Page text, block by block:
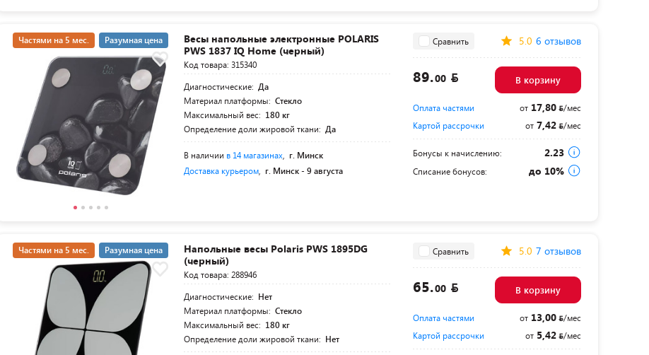
Частями на 5 мес. Разумная цена
Весы напольные электронные POLARIS
PWS 1837 IQ Home (черный)
Код товара: 315340
Диагностические: Да
Материал платформы: Стекло
Максимальный вес: 180 кг
Определение доли жировой ткани: Да
В наличии в 14 магазинах г. Минск
Доставка курьером г. Минск -9 августа
Сравнить 5.0 6 отзывов
89.00 В корзину
Оплата частями от17,80
/мес
Картой рассрочки
от7,42 /мес
Бонусы к начислению: 2.23
Списание бонусов: до 10%
Частями на 5 мес. Разумная цена
Напольные весы Polaris PWS 1895DG
(черный)
Код товара: 288946
Диагностические: Нет
Материал платформы: Стекло
Максимальный вес: 180 кг
Определение доли жировой ткани: Нет
Сравнить 5.0 7 отзывов
65.00 В корзину
Оплата частями от13,00
/мес
Картой рассрочки
от5,42 /мес